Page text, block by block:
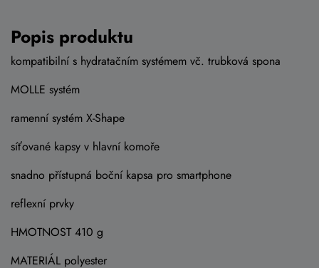
Popis produktu
kompatibilní s hydratačním systémem vč. trubková spona
MOLLE systém
ramenní systém X-Shape
síťované kapsy v hlavní komoře
snadno přístupná boční kapsa pro smartphone
reflexní prvky
HMOTNOST 410 g
MATERIÁL polyester